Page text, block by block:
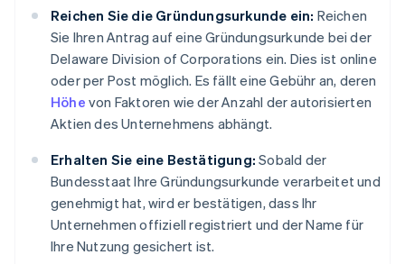
Reichen Sie die Gründungsurkunde ein: Reichen
Sie Ihren Antrag auf eine Gründungsurkunde bei der
Delaware Division of Corporations ein. Dies ist online
oder per Post möglich. Es fällt eine Gebühr an, deren
Höhe von Faktoren wie der Anzahl der autorisierten
Aktien des Unternehmens abhängt.
Erhalten Sie eine Bestätigung: Sobald der
Bundesstaat Ihre Gründungsurkunde verarbeitet und
genehmigt hat, wird er bestätigen, dass Ihr
Unternehmen offiziell registriert und der Name für
Ihre Nutzung gesichert ist.